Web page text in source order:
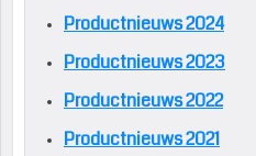
Productnieuws 2024
Productnieuws 2023
Productnieuws 2022
Productnieuws 2021